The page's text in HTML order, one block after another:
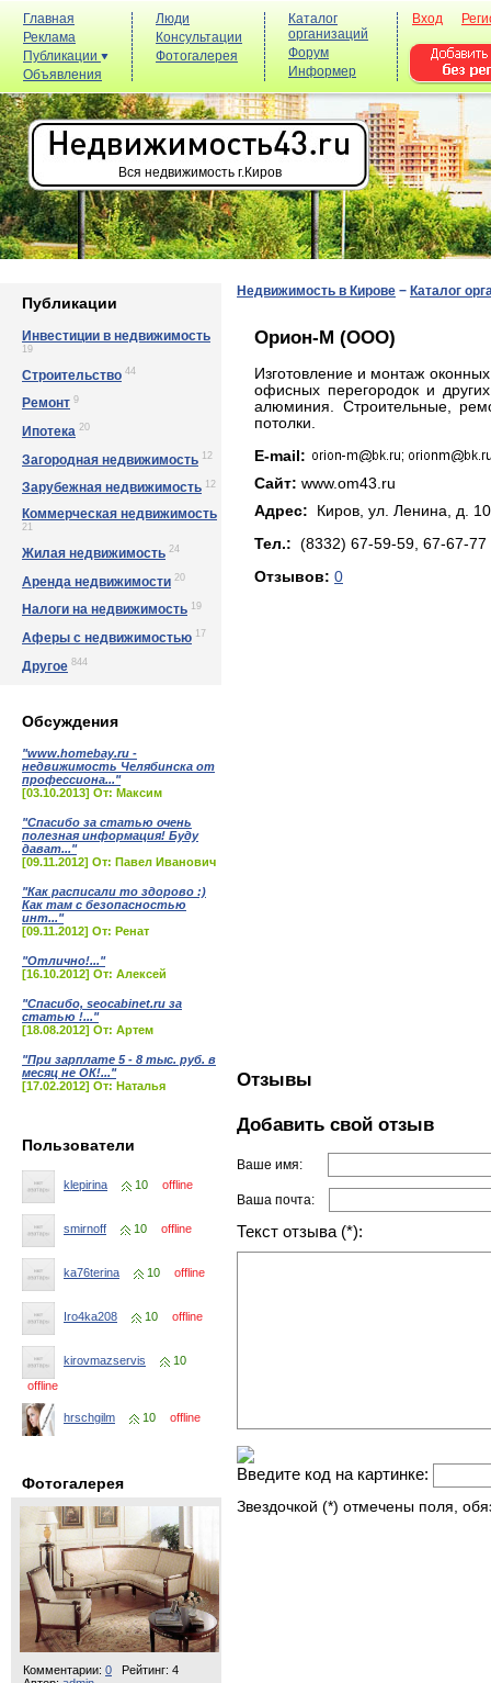
Главная
Реклама
Публикации
Объявления
Люди
Консультации
Фотогалерея
Каталог
организаций
Форум
Информер
Вход
Вся недвижимость г.Киров
Публикации
Инвестиции в недвижимость
19
Строительство 44
Ремонт 9
Ипотека 20
Загородная недвижимость 12
Зарубежная недвижимость 12
Коммерческая недвижимость
21
Жилая недвижимость 24
Аренда недвижимости 20
Налоги на недвижимость 19
Аферы с недвижимостью 17
Другое 844
Обсуждения
"www.homebay.ru -
недвижимость Челябинска от
профессиона..."
[03.10.2013] От: Максим
"Спасибо за статью очень
полезная информация! Буду
дават..."
[09.11.2012] От: Павел Иванович
"Как расписали то здорово :)
Как там с безопасностью
инт..."
[09.11.2012] От: Ренат
"Отлично!..."
[16.10.2012] От: Алексей
"Спасибо, seocabinet.ru за
статью !..."
[18.08.2012] От: Артем
"При зарплате 5 - 8 тыс. руб. в
месяц не ОК!..."
[17.02.2012] От: Наталья
Пользователи
klepirina 10 offline
smirnoff 10 offline
ka76terina 10 offline
Iro4ka208 10 offline
kirovmazservis
10
offline
hrschgilm 10 offline
Фотогалерея
Комментарии: 0
Рейтинг: 4
Недвижимость в Кирове − Каталог
Орион-М (ООО)
Изготовление и монтаж
офисных перегородок и
алюминия. Строительные,
потолки.
E-mail:
Сайт: www.om43.ru
Адрес: Киров, ул. Лeнинa, д.
Тел.: (8332) 67-59-59, 67-67-77
Отзывов: 0
Отзывы
Добавить свой отзыв
Ваше имя:
Ваша почта:
Текст отзыва (*):
Введите код на картинке:
Звездочкой (*) отмечены поля,